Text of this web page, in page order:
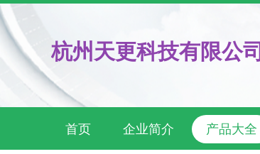
杭州天更科技有限公司
首页 企业简介 产品大全